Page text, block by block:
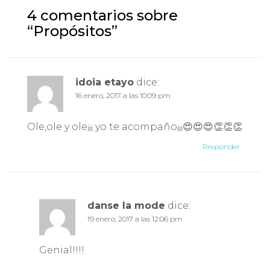
4 comentarios sobre
“Propósitos”
idoia etayo dice:
16 enero, 2017 a las 10:09 pm
Ole,ole y ole¡¡¡ yo te acompaño¡¡¡😍😍😍👏👏👏
Responder
danse la mode dice:
19 enero, 2017 a las 12:06 pm
Genial!!!!